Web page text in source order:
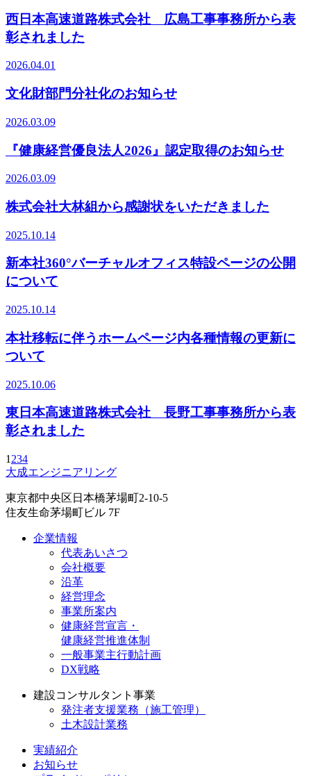
西日本高速道路株式会社 広島工事事務所から表
彰されました
2026.04.01
文化財部門分社化のお知らせ
2026.03.09
『健康経営優良法人2026』認定取得のお知らせ
2026.03.09
株式会社大林組から感謝状をいただきました
2025.10.14
新本社360°バーチャルオフィス特設ページの公開
について
2025.10.14
本社移転に伴うホームページ内各種情報の更新に
ついて
2025.10.06
東日本高速道路株式会社 長野工事事務所から表
彰されました
1 234
大成エンジニアリング
東京都中央区日本橋茅場町2-10-5
住友生命茅場町ビル 7F
企業情報
代表あいさつ
会社概要
沿革
経営理念
事業所案内
健康経営宣言・
健康経営推進体制
一般事業主行動計画
DX戦略
建設コンサルタント事業
発注者支援業務（施工管理）
土木設計業務
実績紹介
お知らせ